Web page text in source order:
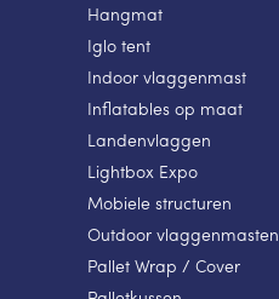
Hangmat
Iglo tent
Indoor vlaggenmast
Inflatables op maat
Landenvlaggen
Lightbox Expo
Mobiele structuren
Outdoor vlaggenmasten
Pallet Wrap / Cover